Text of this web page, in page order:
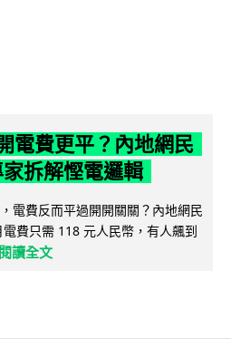
電費更平？內地網民
拆解慳電邏輯
電費反而平過開開關關？內地網民
費只需 118 元人民幣，有人飆到
閱讀全文